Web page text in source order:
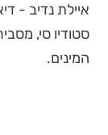
איילת נדיב -
סטודיו סי,
המינים.